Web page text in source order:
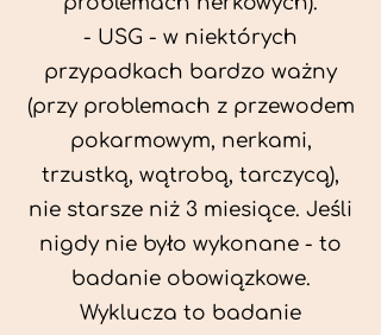
- USG - w niektórych
przypadkach bardzo ważny
(przy problemach z przewodem
pokarmowym, nerkami,
trzustką, wątrobą, tarczycą),
nie starsze niż 3 miesiące. Jeśli
nigdy nie było wykonane - to
badanie obowiązkowe.
Wyklucza to badanie